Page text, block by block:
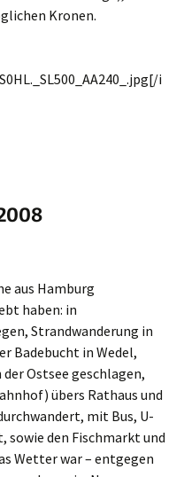
Kronen.
i
aus Hamburg
haben: in
Strandwanderung in
Badebucht in Wedel,
Ostsee geschlagen,
übers Rathaus und
mit Bus, U-
sowie den Fischmarkt und
Wetter war – entgegen